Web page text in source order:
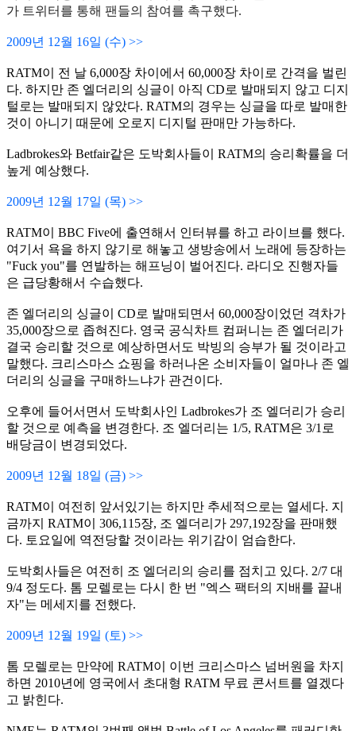
가 트위터를 통해 팬들의 참여를 촉구했다.
2009년 12월 16일 (수) >>
RATM이 전 날 6,000장 차이에서 60,000장 차이로 간격을 벌린
다. 하지만 존 엘더리의 싱글이 아직 CD로 발매되지 않고 디지
털로는 발매되지 않았다. RATM의 경우는 싱글을 따로 발매한
것이 아니기 때문에 오로지 디지털 판매만 가능하다.
Ladbrokes와 Betfair같은 도박회사들이 RATM의 승리확률을 더
높게 예상했다.
2009년 12월 17일 (목) >>
RATM이 BBC Five에 출연해서 인터뷰를 하고 라이브를 했다.
여기서 욕을 하지 않기로 해놓고 생방송에서 노래에 등장하는
"Fuck you"를 연발하는 해프닝이 벌어진다. 라디오 진행자들
은 급당황해서 수습했다.
존 엘더리의 싱글이 CD로 발매되면서 60,000장이었던 격차가
35,000장으로 좁혀진다. 영국 공식차트 컴퍼니는 존 엘더리가
결국 승리할 것으로 예상하면서도 박빙의 승부가 될 것이라고
말했다. 크리스마스 쇼핑을 하러나온 소비자들이 얼마나 존 엘
더리의 싱글을 구매하느냐가 관건이다.
오후에 들어서면서 도박회사인 Ladbrokes가 조 엘더리가 승리
할 것으로 예측을 변경한다. 조 엘더리는 1/5, RATM은 3/1로
배당금이 변경되었다.
2009년 12월 18일 (금) >>
RATM이 여전히 앞서있기는 하지만 추세적으로는 열세다. 지
금까지 RATM이 306,115장, 조 엘더리가 297,192장을 판매했
다. 토요일에 역전당할 것이라는 위기감이 엄습한다.
도박회사들은 여전히 조 엘더리의 승리를 점치고 있다. 2/7 대
9/4 정도다. 톰 모렐로는 다시 한 번 "엑스 팩터의 지배를 끝내
자"는 메세지를 전했다.
2009년 12월 19일 (토) >>
톰 모렐로는 만약에 RATM이 이번 크리스마스 넘버원을 차지
하면 2010년에 영국에서 초대형 RATM 무료 콘서트를 열겠다
고 밝힌다.